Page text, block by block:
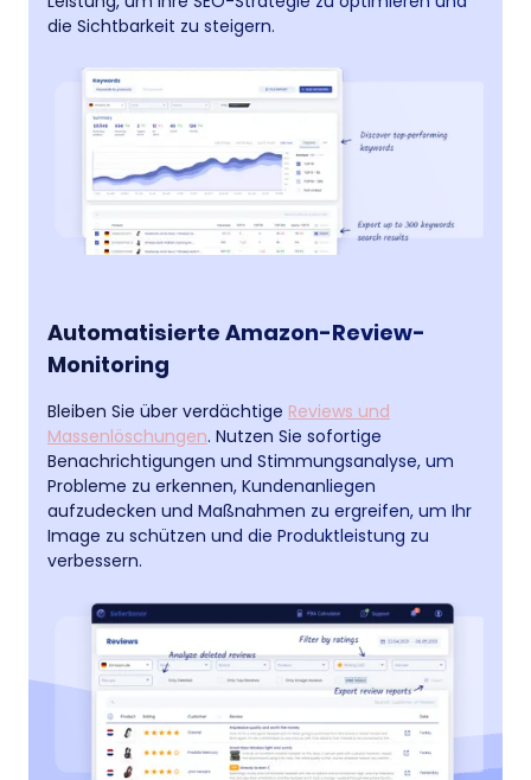
die Sichtbarkeit zu steigern.
Automatisierte Amazon-Review-
Monitoring
Bleiben Sie über verdächtige Reviews und
Massenlöschungen. Nutzen Sie sofortige
Benachrichtigungen und Stimmungsanalyse, um
Probleme zu erkennen, Kundenanliegen
aufzudecken und Maßnahmen zu ergreifen, um Ihr
Image zu schützen und die Produktleistung zu
verbessern.